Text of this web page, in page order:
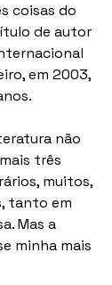
coisas do
de autor
em 2003,
não
três
muitos,
tanto em
Mas a
minha mais